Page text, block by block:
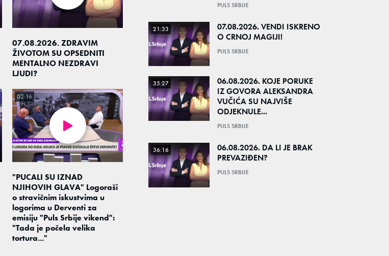
07.08.2026. ZDRAVIM
ŽIVOTOM SU OPSEDNITI
MENTALNO NEZDRAVI
LJUDI?
"PUCALI SU IZNAD
NJIHOVIH GLAVA" Logoraši
o stravičnim iskustvima u
logorima u Derventi za
emisiju "Puls Srbije vikend":
"Tada je počela velika
tortura..."
02:16
PULS SRBIJE
21:33
07.08.2026. VENDI ISKRENO
O CRNOJ MAGIJI!
PULS SRBIJE
35:27
06.08.2026. KOJE PORUKE
IZ GOVORA ALEKSANDRA
VUČIĆA SU NAJVIŠE
ODJEKNULE...
PULS SRBIJE
36:16
06.08.2026. DA LI JE BRAK
PREVAZIĐEN?
PULS SRBIJE